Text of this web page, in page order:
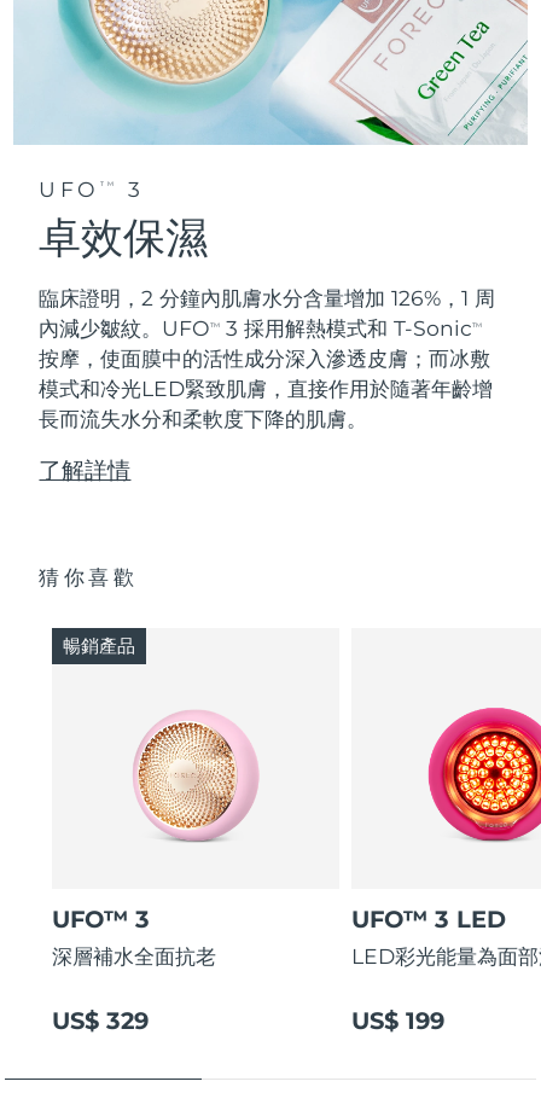
UFO TM 3
卓效保濕
臨床證明，2 分鐘內肌膚水分含量增加 126%，1 周
內減少皺紋。UFOTM 3 採用解熱模式和 T-SonicTM
按摩，使面膜中的活性成分深入滲透皮膚；而冰敷
模式和冷光LED緊致肌膚，直接作用於隨著年齡增
長而流失水分和柔軟度下降的肌膚。
了解詳情
猜你喜歡
UFO™ 3
深層補水全面抗老
US$ 329
暢銷產品
UFO™ 3 LED
LED彩光能量為面
US$ 199